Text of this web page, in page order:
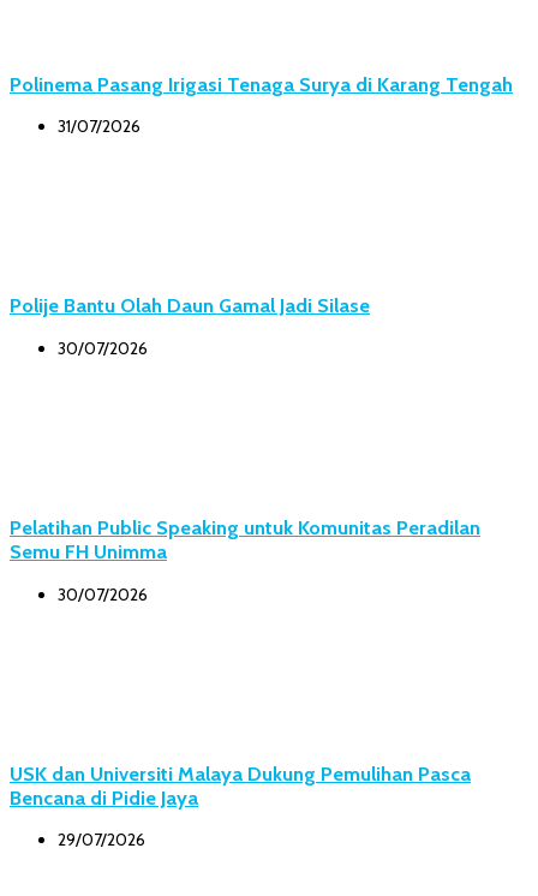
Polinema Pasang Irigasi Tenaga Surya di Karang Tengah
31/07/2026
Polije Bantu Olah Daun Gamal Jadi Silase
30/07/2026
Pelatihan Public Speaking untuk Komunitas Peradilan
Semu FH Unimma
30/07/2026
USK dan Universiti Malaya Dukung Pemulihan Pasca
Bencana di Pidie Jaya
29/07/2026